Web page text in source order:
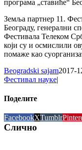
програма „ставиће“
Земља партнер 11.
Београду, генерални
Фестивала Телеком
који су и осмислили
помаже као
Beogradski sajam2017-
Фестивал науке|
Поделите
FacebookXTumblr
Слично